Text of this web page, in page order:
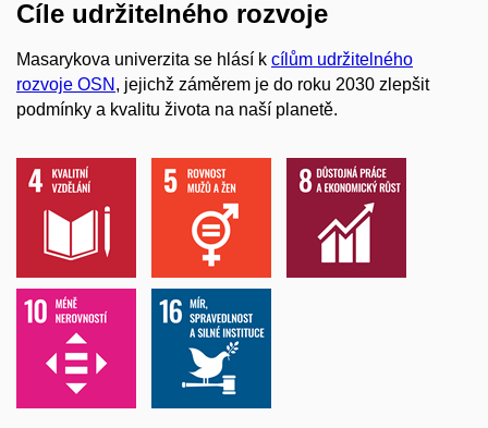
Cíle udržitelného rozvoje
Masarykova univerzita se hlásí k cílům udržitelného
rozvoje OSN , jejichž záměrem je do roku 2030 zlepšit
podmínky a kvalitu života na naší planetě.